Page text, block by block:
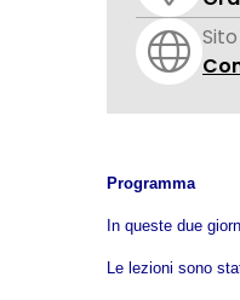
Programma
In queste due
Le lezioni sono